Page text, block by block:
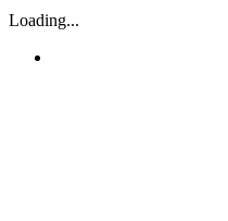
Loading...